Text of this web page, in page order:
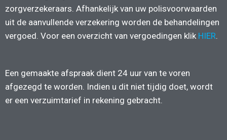
zorgverzekeraars. Afhankelijk van uw polisvoorwaarden
uit de aanvullende verzekering worden de behandelingen
vergoed. Voor een overzicht van vergoedingen klik HIER.
Een gemaakte afspraak dient 24 uur van te voren
afgezegd te worden. Indien u dit niet tijdig doet, wordt
er een verzuimtarief in rekening gebracht.